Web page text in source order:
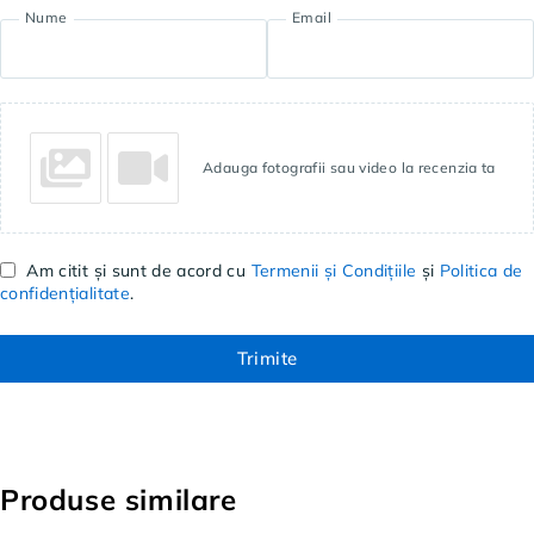
Nume Email
Adauga fotografii sau video la recenzia ta
Am citit și sunt de acord cu Termenii și Condițiile și Politica de
confidențialitate.
Trimite
Produse similare